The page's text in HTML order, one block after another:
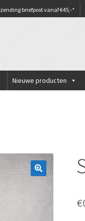
briefpost vanaf €45,-*
Nieuwe producten
€